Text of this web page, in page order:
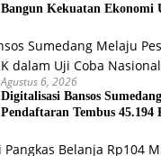
Bangun Kekuatan Ekonomi
Agustus 6, 2026
Digitalisasi Bansos
Pendaftaran Tembus